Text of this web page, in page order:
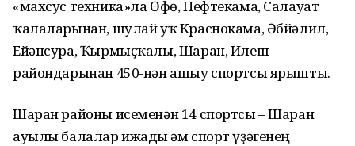
«махсус техника»ла Өфө, Нефтекама, Салауат
ҡалаларынан, шулай уҡ Краснокама, Әбйәлил,
Ейәнсура, Ҡырмыҫҡалы, Шаран, Илеш
райондарынан 450-нән ашыу спортсы ярышты.
Шаран районы исеменән 14 спортсы – Шаран
ауылы балалар ижады һәм спорт үҙәгенең